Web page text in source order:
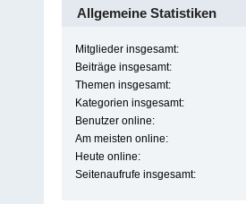
Allgemeine Statistiken
Mitglieder insgesamt:
Beiträge insgesamt:
Themen insgesamt:
Kategorien insgesamt:
Benutzer online:
Am meisten online:
Heute online:
Seitenaufrufe insgesamt: